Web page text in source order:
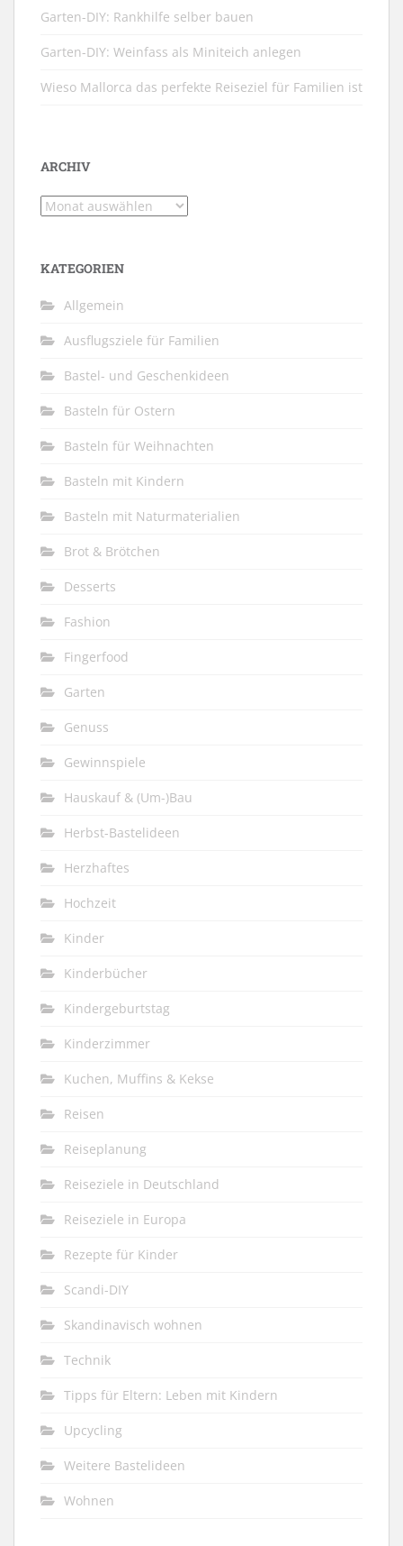
Garten-DIY: Rankhilfe selber bauen
Garten-DIY: Weinfass als Miniteich anlegen
Wieso Mallorca das perfekte Reiseziel für Familien ist
ARCHIV
Archiv
KATEGORIEN
Allgemein
Ausflugsziele für Familien
Bastel- und Geschenkideen
Basteln für Ostern
Basteln für Weihnachten
Basteln mit Kindern
Basteln mit Naturmaterialien
Brot & Brötchen
Desserts
Fashion
Fingerfood
Garten
Genuss
Gewinnspiele
Hauskauf & (Um-)Bau
Herbst-Bastelideen
Herzhaftes
Hochzeit
Kinder
Kinderbücher
Kindergeburtstag
Kinderzimmer
Kuchen, Muffins & Kekse
Reisen
Reiseplanung
Reiseziele in Deutschland
Reiseziele in Europa
Rezepte für Kinder
Scandi-DIY
Skandinavisch wohnen
Technik
Tipps für Eltern: Leben mit Kindern
Upcycling
Weitere Bastelideen
Wohnen